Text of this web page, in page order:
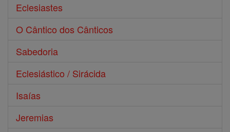
Eclesiastes
O Cântico dos Cânticos
Sabedoria
Eclesiástico / Sirácida
Isaías
Jeremias